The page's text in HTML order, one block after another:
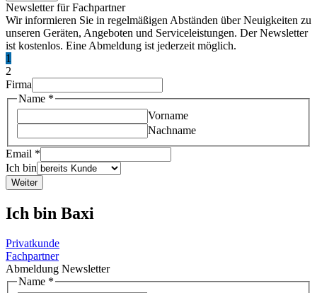
Newsletter für Fachpartner
Wir informieren Sie in regelmäßigen Abständen über Neuigkeiten zu
unseren Geräten, Angeboten und Serviceleistungen. Der Newsletter
ist kostenlos. Eine Abmeldung ist jederzeit möglich.
1
2
Firma
Name *
Vorname
Nachname
Email *
Ich bin
Weiter
Ich bin Baxi
Privatkunde
Fachpartner
Abmeldung Newsletter
Name *